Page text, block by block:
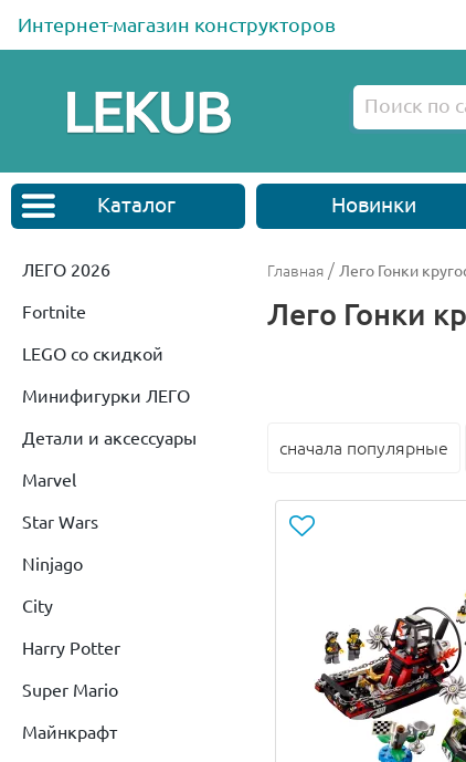
Интернет-магазин конструкторов
Каталог Новинки
ЛЕГО 2026
Fortnite
LEGO со скидкой
Минифигурки ЛЕГО
Детали и аксессуары
Marvel
Star Wars
Ninjago
City
Harry Potter
Super Mario
Майнкрафт
Главная/ Лего Гонки
Лего Гонки
сначала популярные